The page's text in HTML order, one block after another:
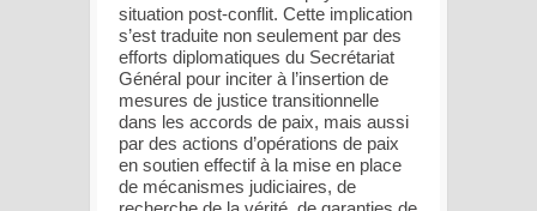
situation post-conflit. Cette implication
s’est traduite non seulement par des
efforts diplomatiques du Secrétariat
Général pour inciter à l’insertion de
mesures de justice transitionnelle
dans les accords de paix, mais aussi
par des actions d’opérations de paix
en soutien effectif à la mise en place
de mécanismes judiciaires, de